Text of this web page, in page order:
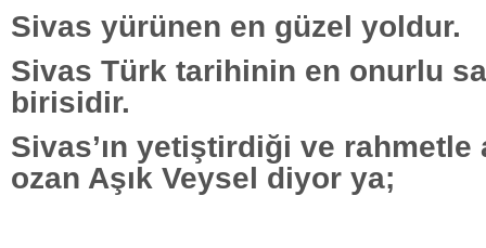
Sivas yürünen en güzel yoldur.
Sivas Türk tarihinin en onurlu
birisidir.
Sivas’ın yetiştirdiği ve rahmetle
ozan Aşık Veysel diyor ya;